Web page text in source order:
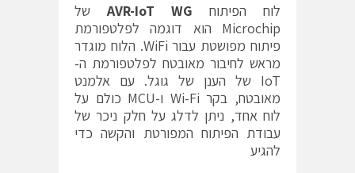
לוח הפיתוח AVR-IoT WG
של
Microchip הוא דוגמה לפלטפורמת
פיתוח מפושטת עבור WiFi. הלוח מוגדר
מראש לחיבור מאובטח לפלטפורמת ה-
IoT של הענן של גוגל. עם אלמנט
מאובטח, בקר Wi-Fi ו-MCU כולם על
לוח אחד, ניתן לדלג על חלק ניכר של
עבודת הפיתוח המפורטת והקשה כדי
להגיע